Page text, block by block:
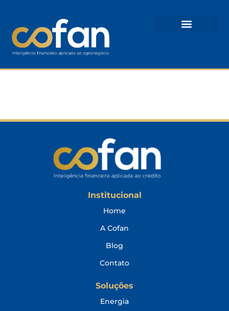
Cristiano Weber
Institucional
Home
A Cofan
Blog
Contato
Soluções
Energia